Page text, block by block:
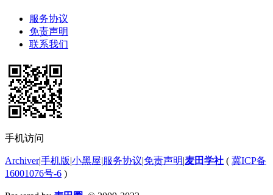
服务协议
免责声明
联系我们
手机访问
Archiver|手机版|小黑屋|服务协议|免责声明|麦田学社 ( 冀ICP备
16001076号-6 )